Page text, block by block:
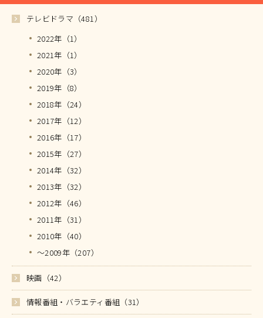
テレビドラマ（481）
2022年（1）
2021年（1）
2020年（3）
2019年（8）
2018年（24）
2017年（12）
2016年（17）
2015年（27）
2014年（32）
2013年（32）
2012年（46）
2011年（31）
2010年（40）
～2009年（207）
映画（42）
情報番組・バラエティ番組（31）